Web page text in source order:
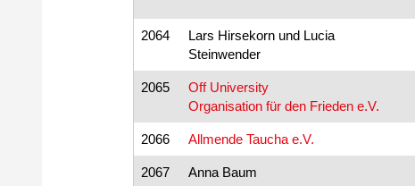
2064
Lars Hirsekorn und Lucia
Steinwender
2065
Off University
Organisation für den Frieden e.V.
2066 Allmende Taucha e.V.
2067 Anna Baum